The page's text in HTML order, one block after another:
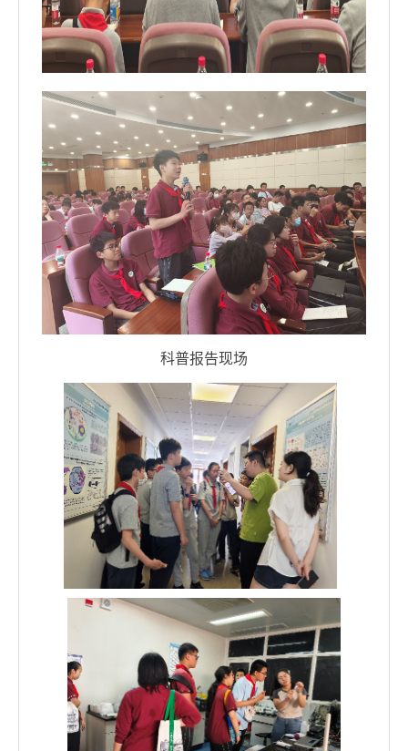
科普报告现场